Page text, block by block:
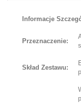
Informacje
Przeznaczenie:
Skład Zestawu: